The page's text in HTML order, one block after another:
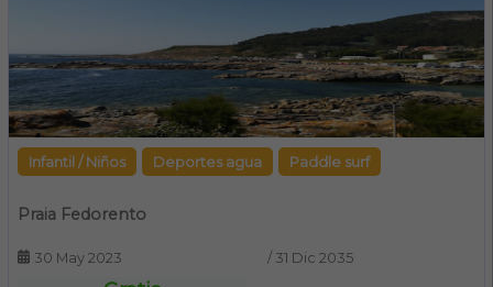
Infantil / Niños Deportes agua Paddle surf
Praia Fedorento
30 May 2023 / 31 Dic 2035